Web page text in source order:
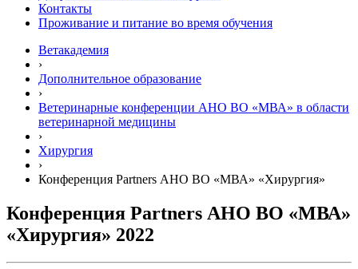
Контакты
Проживание и питание во время обучения
Ветакадемия
›
Дополнительное образование
›
Ветеринарные конференции АНО ВО «МВА» в области
ветеринарной медицины
›
Хирургия
›
Конференция Partners АНО ВО «МВА» «Хирургия»
Конференция Partners АНО ВО «МВА»
«Хирургия» 2022